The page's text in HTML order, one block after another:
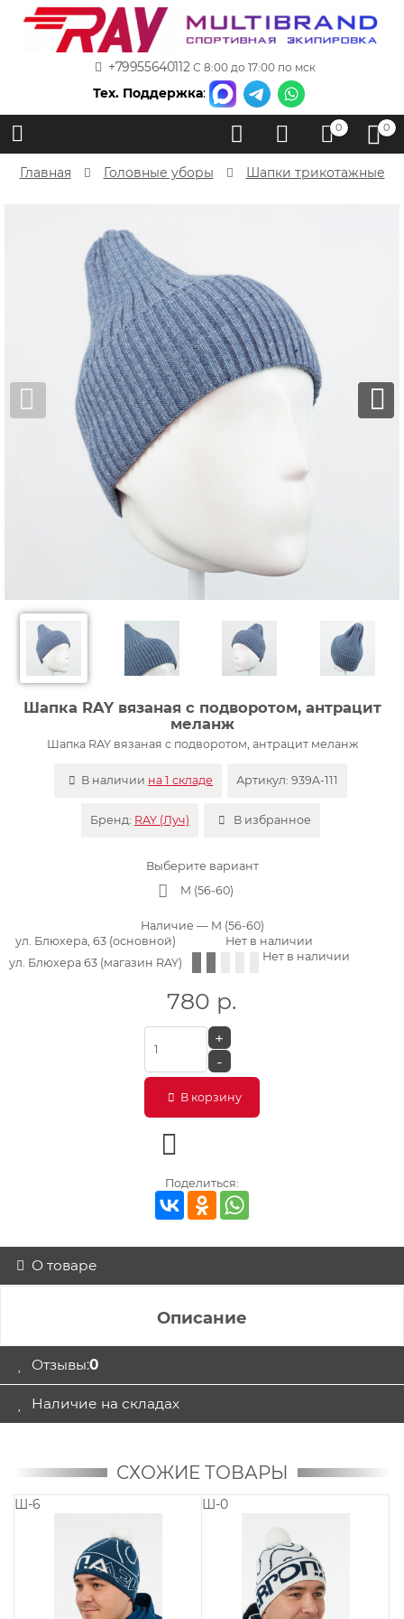
+79955640112 С 8:00 до 17:00 по мск
Тех. Поддержка:
0 0
Главная Головные уборы Шапки трикотажные
Шапка RAY вязаная с подворотом, антрацит
меланж
Шапка RAY вязаная с подворотом, антрацит меланж
В наличии на 1 складе Артикул:939A-111
Бренд: RAY (Луч) В избранное
Выберите вариант
M (56-60)
Наличие — M (56-60)
ул. Блюхера, 63 (основной)
Нет в наличии
ул. Блюхера 63 (магазин RAY)
Нет в наличии
780 р.
+
-
В корзину
Поделиться:
О товаре
Описание
Отзывы:0
Наличие на складах
СХОЖИЕ ТОВАРЫ